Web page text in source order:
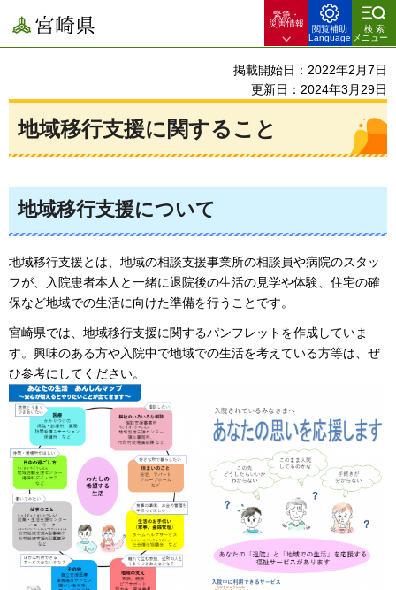
宮崎県
緊急・
災害情報
閲覧補助
Language
検索
メニュー
掲載開始日：2022年2月7日
更新日：2024年3月29日
地域移行支援に関すること
地域移行支援について
地域移行支援とは、地域の相談支援事業所の相談員や病院のスタッ
フが、入院患者本人と一緒に退院後の生活の見学や体験、住宅の確
保など地域での生活に向けた準備を行うことです。
宮崎県では、地域移行支援に関するパンフレットを作成していま
す。興味のある方や入院中で地域での生活を考えている方等は、ぜ
ひ参考にしてください。